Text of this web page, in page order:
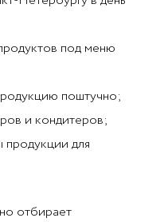
под меню
поштучно;
и кондитеров;
продукции для
отбирает